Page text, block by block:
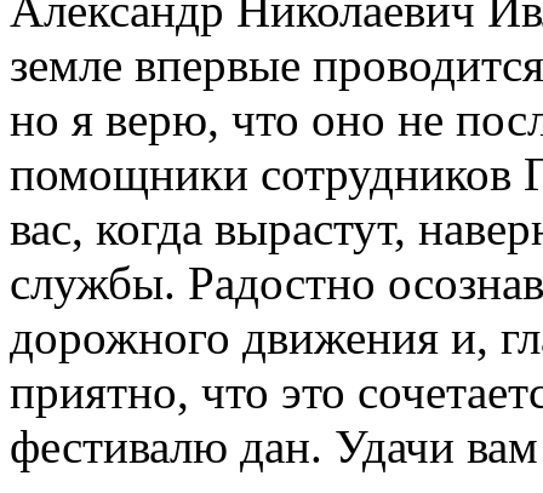
Александр Николаевич
земле впервые
но я верю, что оно не
помощники сотрудников
вас, когда вырастут,
службы. Радостно
дорожного движения и,
приятно, что это
фестивалю дан. Удачи